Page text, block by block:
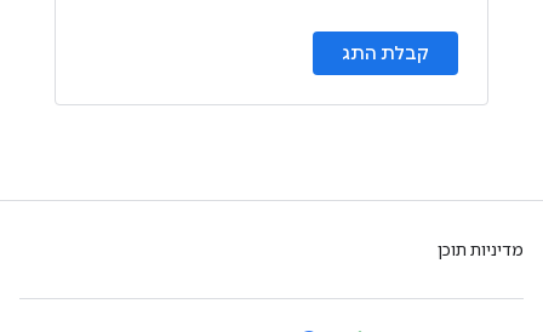
קבלת התג
מדיניות תוכן